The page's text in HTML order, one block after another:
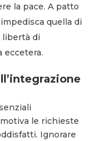
la pace. A patto
quella di
libertà di
eccetera.
le richieste
Ignorare